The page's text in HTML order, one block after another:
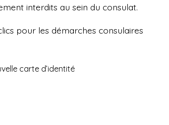
interdits au sein du consulat.
pour les démarches consulaires
carte d’identité